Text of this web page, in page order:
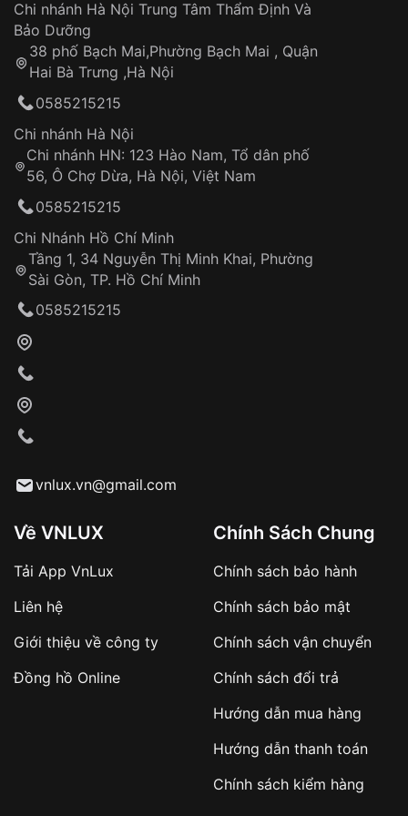
Áp dụng cho tất cả tỉnh thành trên toàn quốc
Thời gian tính từ khi xác nhận đơn hàng thành
công
Hotline: 0585 215 215
Từ khóa SEO:
Khách hàng kiểm tra và thanh toán trực tiếp
Từ khóa SEO:
sản phẩm đặc biệt
hàng
Số tiền còn lại thanh toán khi nhận hàng hoặc
✔️ Đảm bảo xử lý đơn hàng nhanh chóng
✔️ Hạn chế tình trạng hủy đơn không mong
Dây đeo
Sản phẩm đã bị:
Tự ý sửa chữa
thống VNLUX
Đảm bảo quyền lợi khách hàng
Đồng hành cùng khách hàng trong suốt quá
trình sử dụng
Chi nhánh Hà Nội Trung Tâm Thẩm Định Và
Bảo Dưỡng
38 phố Bạch Mai,Phường Bạch Mai , Quận
Hai Bà Trưng ,Hà Nội
0585215215
Chi nhánh Hà Nội
Chi nhánh HN: 123 Hào Nam, Tổ dân phố
56, Ô Chợ Dừa, Hà Nội, Việt Nam
0585215215
Chi Nhánh Hồ Chí Minh
Tầng 1, 34 Nguyễn Thị Minh Khai, Phường
Sài Gòn, TP. Hồ Chí Minh
0585215215
vnlux.vn@gmail.com
Về VNLUX
Tải App VnLux
Liên hệ
Giới thiệu về công ty
Đồng hồ Online
Chính Sách Chung
Chính sách bảo hành
Chính sách bảo mật
Chính sách vận chuyển
Chính sách đổi trả
Hướng dẫn mua hàng
Hướng dẫn thanh toán
Chính sách kiểm hàng